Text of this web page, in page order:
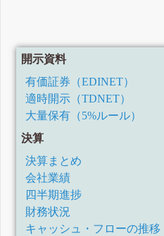
開示資料
有価証券（EDINET）
適時開示（TDNET）
大量保有（5%ルール）
決算
決算まとめ
会社業績
四半期進捗
財務状況
キャッシュ・フローの推移